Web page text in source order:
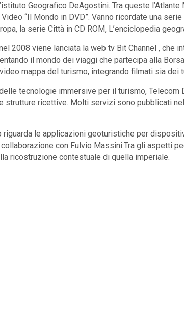
Geografico DeAgostini. Tra queste
“Il Mondo in DVD”. Vanno ricordate una
la serie Città in CD ROM, L’enciclopedia
2008 viene lanciata la web tv Bit Channel , che
il mondo dei viaggi che partecipa alla
mappa del turismo, integrando filmati sia
tecnologie immersive per il turismo,
strutture ricettive. Molti servizi sono pubblicati
riguarda le applicazioni geoturistiche per
con Fulvio Massini.Tra gli aspetti
ricostruzione contestuale di quella imperiale.